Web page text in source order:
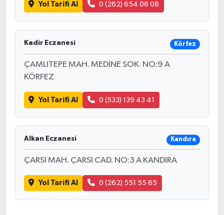
Yol Tarifi Al 0 (262) 654 06 08
Kadir Eczanesi Körfez
ÇAMLITEPE MAH. MEDİNE SOK. NO:9 A
KÖRFEZ
Yol Tarifi Al 0 (533) 139 43 41
Alkan Eczanesi Kandıra
ÇARSI MAH. ÇARSI CAD. NO:3 A KANDIRA
Yol Tarifi Al 0 (262) 551 55 65